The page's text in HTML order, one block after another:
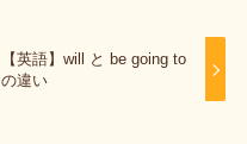
【英語】will と be going to
の違い